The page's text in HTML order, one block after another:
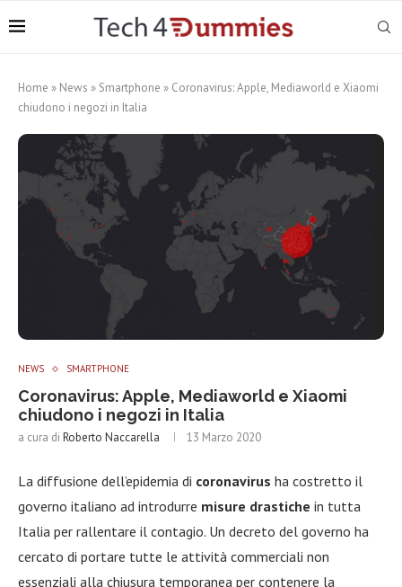
Home » News » Smartphone » Coronavirus: Apple, Mediaworld e Xiaomi
chiudono i negozi in Italia
NEWS SMARTPHONE
Coronavirus: Apple, Mediaworld e Xiaomi
chiudono i negozi in Italia
a cura di Roberto Naccarella 13 Marzo 2020
La diffusione dell’epidemia di coronavirus ha costretto il
governo italiano ad introdurre misure drastiche in tutta
Italia per rallentare il contagio. Un decreto del governo ha
cercato di portare tutte le attività commerciali non
essenziali alla chiusura temporanea per contenere la